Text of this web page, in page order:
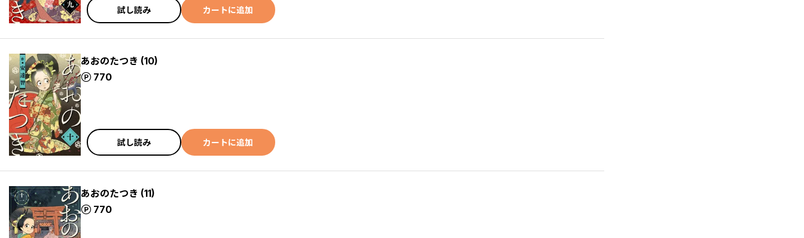
試し読み カートに追加
あおのたつき (10)
770
ポイント
試し読み カートに追加
あおのたつき (11)
770
ポイント